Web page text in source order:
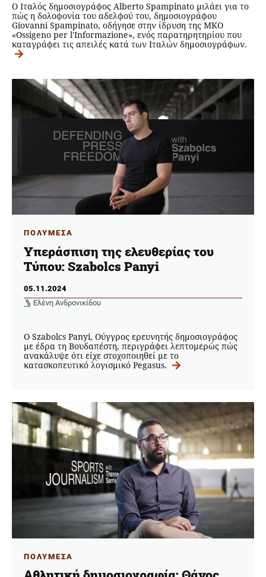
Ο Ιταλός δημοσιογράφος Alberto Spampinato μιλάει για το
πώς η δολοφονία του αδελφού του, δημοσιογράφου
Giovanni Spampinato, οδήγησε στην ίδρυση της ΜΚΟ
«Ossigeno per l'Informazione», ενός παρατηρητηρίου που
καταγράφει τις απειλές κατά των Ιταλών δημοσιογράφων.
ΠΟΛΥΜΕΣΑ
Υπεράσπιση της ελευθερίας του
Τύπου: Szabolcs Panyi
05.11.2024
Ελένη Ανδρονικίδου
Ο Szabolcs Panyi, Ούγγρος ερευνητής δημοσιογράφος
με έδρα τη Βουδαπέστη, περιγράφει λεπτομερώς πώς
ανακάλυψε ότι είχε στοχοποιηθεί με το
κατασκοπευτικό λογισμικό Pegasus.
ΠΟΛΥΜΕΣΑ